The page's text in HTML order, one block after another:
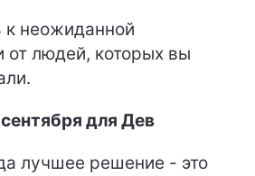
к неожиданной
от людей, которых вы
для Дев
лучшее решение - это